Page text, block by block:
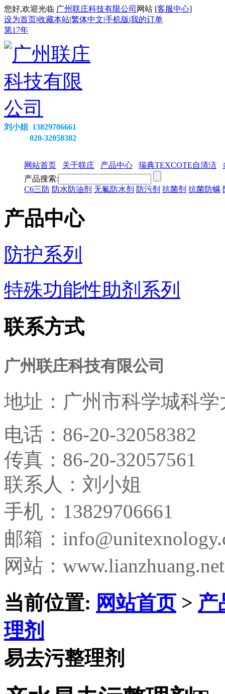
您好,欢迎光临 广州联庄科技有限公司 网站 [客服中心]
设为首页|收藏本站|繁体中文|手机版|我的订单
第17年
刘小姐 13829706661
020-32058382
网站首页 关于联庄 产品中心 瑞典TEXCOTE自清洁
产品搜索:
C6三防 防水防油剂 无氟防水剂 防污剂 抗菌剂 抗菌防螨
产品中心
防护系列
特殊功能性助剂系列
联系方式
广州联庄科技有限公司
地址： 广州市科学城科
电话： 86-20-32058382
传真： 86-20-32057561
联系人：刘小姐
手机：13829706661
邮箱：
网站：www.lianzhuang.net
当前位置: 网站首页> 产
理剂
易去污整理剂